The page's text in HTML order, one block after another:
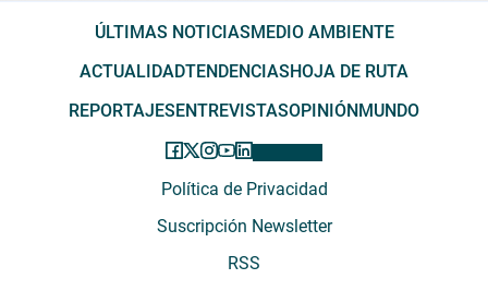
ÚLTIMAS NOTICIASMEDIO AMBIENTE
ACTUALIDADTENDENCIASHOJA DE RUTA
REPORTAJESENTREVISTASOPINIÓNMUNDO
Política de Privacidad
Suscripción Newsletter
RSS